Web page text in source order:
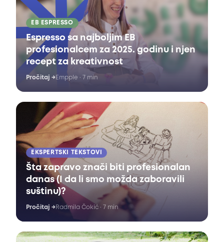
EB ESPRESSO
Espresso sa najboljim EB
profesionalcem za 2025. godinu i njen
recept za kreativnost
Pročitaj →Empple · 7 min
EKSPERTSKI TEKSTOVI
Šta zapravo znači biti profesionalan
danas (I da li smo možda zaboravili
suštinu)?
Pročitaj →Radmila Čokić · 7 min